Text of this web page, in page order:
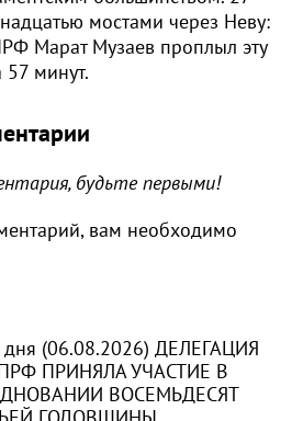
мостами через Неву:
Марат Музаев проплыл эту
57 минут.
будьте первыми!
вам необходимо
(06.08.2026) ДЕЛЕГАЦИЯ
ПРИНЯЛА УЧАСТИЕ В
ВОСЕМЬДЕСЯТ